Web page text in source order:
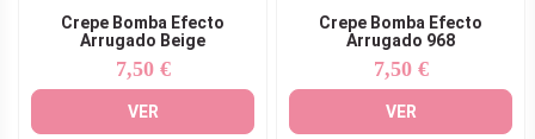
Crepe Bomba Efecto
Arrugado Beige
Precio
7,50 €
VER
Crepe Bomba Efecto
Arrugado 968
Precio
7,50 €
VER